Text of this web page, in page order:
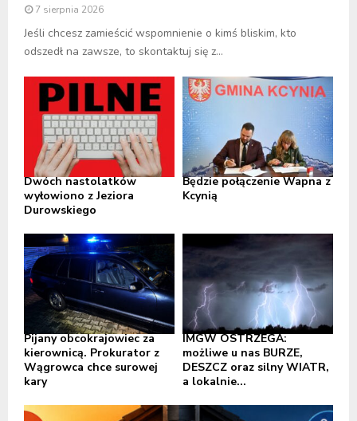
7 sierpnia 2026
Jeśli chcesz zamieścić wspomnienie o kimś bliskim, kto
odszedł na zawsze, to skontaktuj się z...
Dwóch nastolatków
wyłowiono z Jeziora
Durowskiego
Będzie połączenie Wapna z
Kcynią
Pijany obcokrajowiec za
kierownicą. Prokurator z
Wągrowca chce surowej
kary
IMGW OSTRZEGA:
możliwe u nas BURZE,
DESZCZ oraz silny WIATR,
a lokalnie...